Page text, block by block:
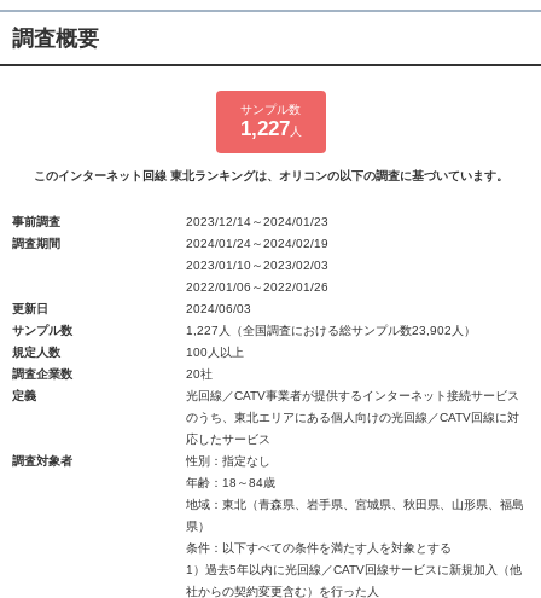
調査概要
サンプル数
1,227 人
このインターネット回線 東北ランキングは、オリコンの以下の調査に基づいています。
事前調査
2023/12/14～2024/01/23
調査期間
2024/01/24～2024/02/19
2023/01/10～2023/02/03
2022/01/06～2022/01/26
更新日
2024/06/03
サンプル数
1,227人（全国調査における総サンプル数23,902人）
規定人数
100人以上
調査企業数
20社
定義
光回線／CATV事業者が提供するインターネット接続サービス
のうち、東北エリアにある個人向けの光回線／CATV回線に対
応したサービス
調査対象者
性別：指定なし
年齢：18～84歳
地域：東北（青森県、岩手県、宮城県、秋田県、山形県、福島
県）
条件：以下すべての条件を満たす人を対象とする
1）過去5年以内に光回線／CATV回線サービスに新規加入（他
社からの契約変更含む）を行った人